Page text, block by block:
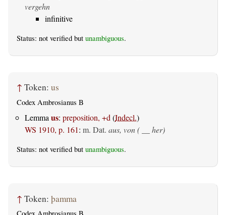
vergehn
infinitive
Status: not verified but unambiguous.
↑ Token: us
Codex Ambrosianus B
Lemma us: preposition, +d (Indecl.)
WS 1910, p. 161: m. Dat. aus, von ( __ her)
Status: not verified but unambiguous.
↑ Token: þamma